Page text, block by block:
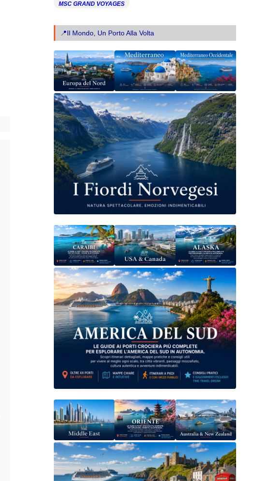
MSC GRAND VOYAGES
📍Il Mondo, Un Porto Alla Volta